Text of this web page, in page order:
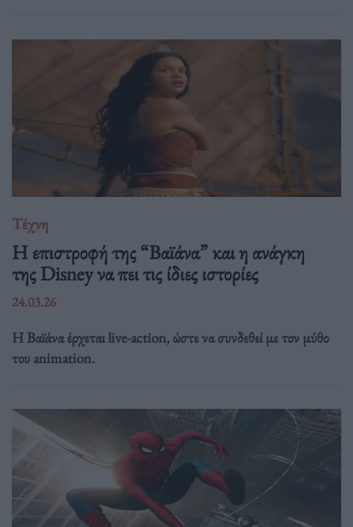
Τέχνη
Η επιστροφή της “Βαϊάνα” και η ανάγκη
της Disney να πει τις ίδιες ιστορίες
24.03.26
Η Βαϊάνα έρχεται live-action, ώστε να συνδεθεί με τον μύθο
του animation.